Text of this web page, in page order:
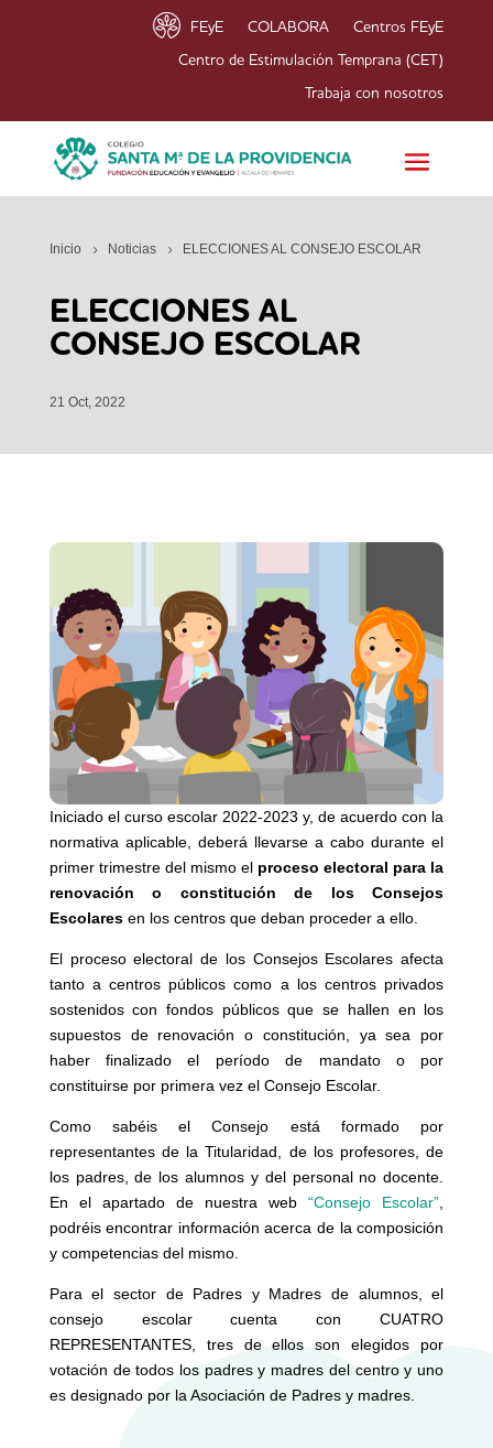
FEyE COLABORA Centros FEyE
Centro de Estimulación Temprana (CET)
Trabaja con nosotros
Inicio Noticias ELECCIONES AL CONSEJO ESCOLAR
ELECCIONES AL
CONSEJO ESCOLAR
21 Oct, 2022
Iniciado el curso escolar 2022-2023 y, de acuerdo con la
normativa aplicable, deberá llevarse a cabo durante el
primer trimestre del mismo el proceso electoral para la
renovación o constitución de los Consejos
Escolaresen los centros que deban proceder a ello.
El proceso electoral de los Consejos Escolares afecta
tanto a centros públicos como a los centros privados
sostenidos con fondos públicos que se hallen en los
supuestos de renovación o constitución, ya sea por
haber finalizado el período de mandato o por
constituirse por primera vez el Consejo Escolar.
Como sabéis el Consejo está formado por
representantes de la Titularidad, de los profesores, de
los padres, de los alumnos y del personal no docente.
En el apartado de nuestra web“Consejo Escolar”
podréis encontrar información acerca de la composición
y competencias del mismo.
Para el sector de Padres y Madres de alumnos, el
consejo escolar cuenta con CUATRO
REPRESENTANTES, tres de ellos son elegidos por
votación de todos los padres y madres del centro y uno
es designado por la Asociación de Padres y madres.